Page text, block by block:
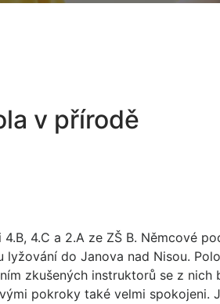
v přírodě
4.C a 2.A ze ZŠ B. Němcové
lyžování do Janova nad Nisou.
zkušených instruktorů se z
pokroky také velmi spokojeni.